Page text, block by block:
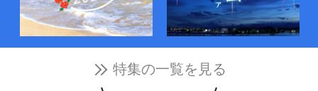
特集の一覧を見る